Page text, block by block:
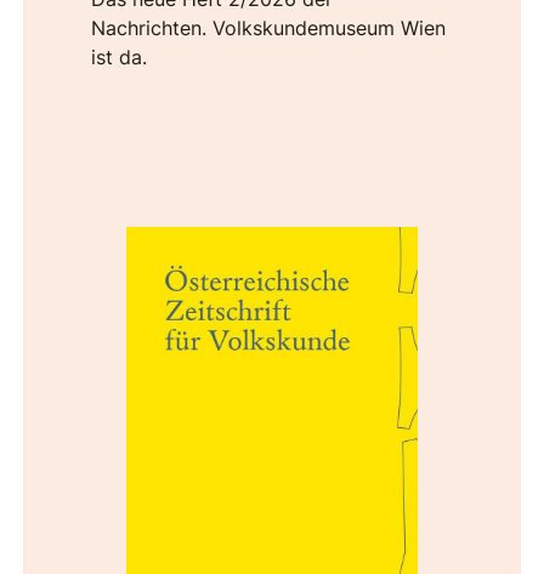
Nachrichten. Volkskundemuseum Wien
ist da.